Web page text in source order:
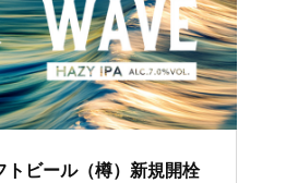
トビール（樽）新規開栓